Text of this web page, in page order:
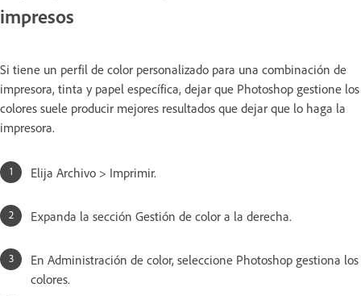
impresos
Si tiene un perfil de color personalizado para una combinación de
impresora, tinta y papel específica, dejar que Photoshop gestione los
colores suele producir mejores resultados que dejar que lo haga la
impresora.
Elija Archivo > Imprimir.
Expanda la sección Gestión de color a la derecha.
En Administración de color, seleccione Photoshop gestiona los
colores.